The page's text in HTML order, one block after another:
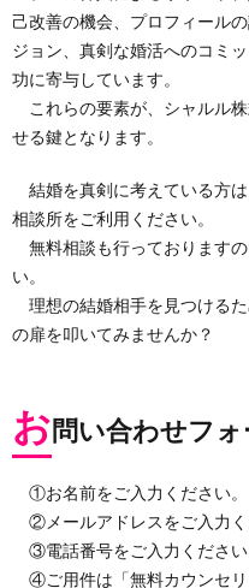
己改善の機会、プロフィール
ジョン、真剣な婚活へのコミ
功に寄与しています。
これらの要素が、シャルル
せる鍵となります。
結婚を真剣に考えている方
相談所をご利用ください。
無料相談も行っております
い。
理想の結婚相手を見つける
の扉を叩いてみませんか？
お問い合わせフ
①お名前をご入力ください。
②メールアドレスをご入力く
③電話番号をご入力ください
④ご用件は「無料カウンセリ